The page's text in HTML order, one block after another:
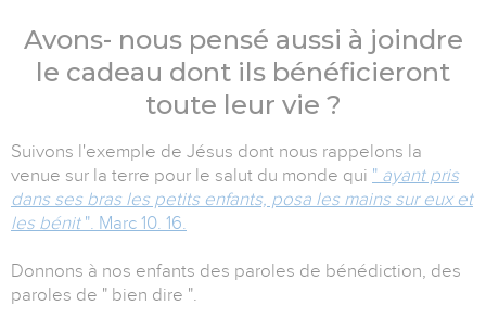
Avons- nous pensé aussi à joindre
le cadeau dont ils bénéficieront
toute leur vie ?
Suivons l'exemple de Jésus dont nous rappelons la
venue sur la terre pour le salut du monde qui " ayant pris
dans ses bras les petits enfants, posa les mains sur eux et
les bénit ". Marc 10. 16.
Donnons à nos enfants des paroles de bénédiction, des
paroles de " bien dire ".